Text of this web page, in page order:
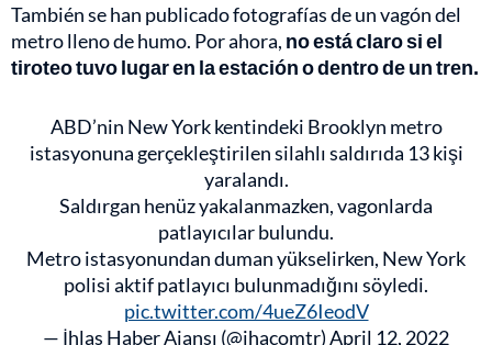
También se han publicado fotografías de un vagón del
metro lleno de humo. Por ahora, no está claro si el
tiroteo tuvo lugar en la estación o dentro de un tren.
ABD’nin New York kentindeki Brooklyn metro
istasyonuna gerçekleştirilen silahlı saldırıda 13 kişi
yaralandı.
Saldırgan henüz yakalanmazken, vagonlarda
patlayıcılar bulundu.
Metro istasyonundan duman yükselirken, New York
polisi aktif patlayıcı bulunmadığını söyledi.
pic.twitter.com/4ueZ6IeodV
— İhlas Haber Ajansı (@ihacomtr)April 12, 2022